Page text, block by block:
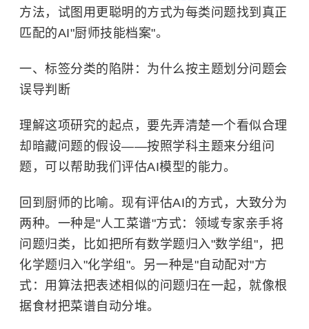
方法，试图用更聪明的方式为每类问题找到真正
匹配的AI"厨师技能档案"。
一、标签分类的陷阱：为什么按主题划分问题会
误导判断
理解这项研究的起点，要先弄清楚一个看似合理
却暗藏问题的假设——按照学科主题来分组问
题，可以帮助我们评估AI模型的能力。
回到厨师的比喻。现有评估AI的方式，大致分为
两种。一种是"人工菜谱"方式：领域专家亲手将
问题归类，比如把所有数学题归入"数学组"，把
化学题归入"化学组"。另一种是"自动配对"方
式：用算法把表述相似的问题归在一起，就像根
据食材把菜谱自动分堆。